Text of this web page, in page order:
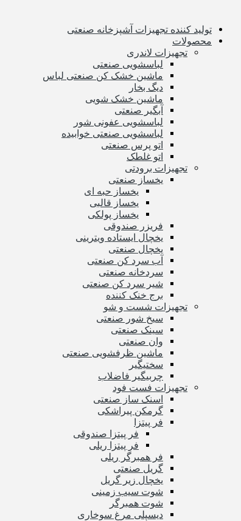
تولید کننده تجهیزات آشپزخانه صنعتی
محصولات
تجهیزات لاندری
لباسشویی صنعتی
ماشین خشک کن صنعتی لباس
دیگ بخار
ماشین خشک شویی
آبگیر صنعتی
لباسشویی عفونی شور
لباسشویی صنعتی خوابیده
اتو پرس صنعتی
اتو غلطک
تجهیزات برودتی
یخساز صنعتی
یخساز حبه ای
یخساز قالبی
یخساز پولکی
فریزر صندوقی
یخچال ایستاده ویترینی
یخچال صنعتی
آب سرد کن صنعتی
سردخانه صنعتی
شیر سرد کن صنعتی
برج خنک کننده
تجهیزات شست و شو
سیخ شور صنعتی
سینک صنعتی
وان صنعتی
ماشین ظرفشویی صنعتی
سختیگیر
چربیگیر فاضلاب
تجهیزات فست فود
اسنک ساز صنعتی
گرمکن پیراشکی
فر پیتزا
فر پیتزا صندوقی
فر پیتزا ریلی
فر همبرگر ریلی
گریل صنعتی
یخچال زیر گریل
شوت سیب زمینی
شوت همبرگر
دیسپلی مرغ سوخاری